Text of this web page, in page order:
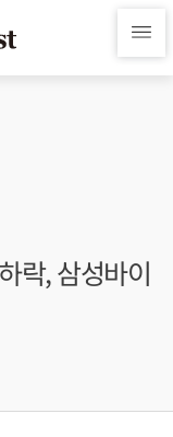
락, 삼성바이